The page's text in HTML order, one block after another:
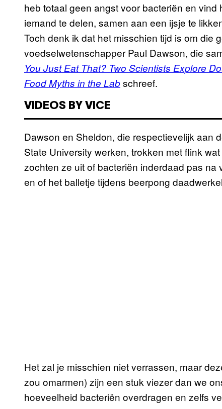
heb totaal geen angst voor bacteriën en
iemand te delen, samen aan een ijsje te
Toch denk ik dat het misschien tijd is om die
voedselwetenschapper Paul Dawson, die
You Just Eat That? Two Scientists Explore
Food Myths in the Labschreef.
VIDEOS BY VICE
Dawson en Sheldon, die respectievelijk aan
State University werken, trokken met flink
zochten ze uit of bacteriën inderdaad pas
en of het balletje tijdens beerpong
Het zal je misschien niet verrassen, maar
zou omarmen) zijn een stuk viezer dan we
hoeveelheid bacteriën overdragen en zelfs